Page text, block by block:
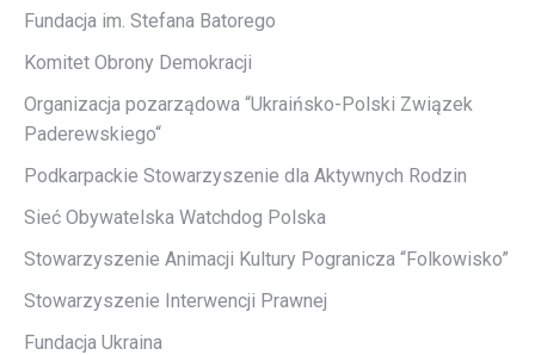
Fundacja im. Stefana Batorego
Komitet Obrony Demokracji
Organizacja pozarządowa “Ukraińsko-Polski Związek
Paderewskiego“
Podkarpackie Stowarzyszenie dla Aktywnych Rodzin
Sieć Obywatelska Watchdog Polska
Stowarzyszenie Animacji Kultury Pogranicza “Folkowisko”
Stowarzyszenie Interwencji Prawnej
Fundacja Ukraina